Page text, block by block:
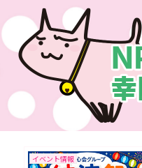
イベント情報